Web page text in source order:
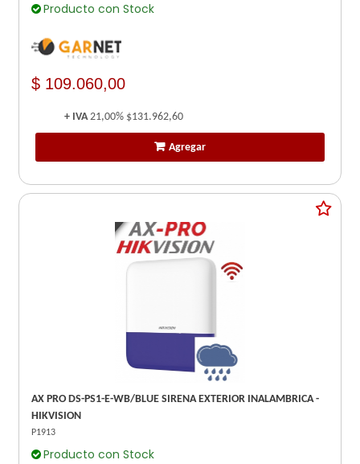
Producto con Stock
$ 109.060,00
+ IVA21,00% $131.962,60
Agregar
AX PRO DS-PS1-E-WB/BLUE SIRENA EXTERIOR INALAMBRICA -
HIKVISION
P1913
Producto con Stock